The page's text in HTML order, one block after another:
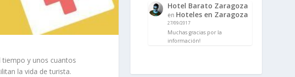
y unos cuantos
la vida de turista.
Hotel Barato Zaragoza
en Hoteles en Zaragoza
27/09/2017
Muchas gracias por la
información!